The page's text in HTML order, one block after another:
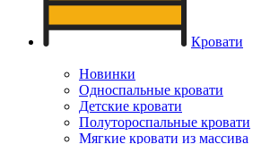
Кровати
Новинки
Односпальные кровати
Детские кровати
Полутороспальные кровати
Мягкие кровати из массива